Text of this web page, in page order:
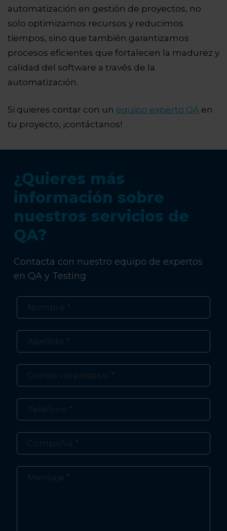
automatización en gestión de proyectos, no
solo optimizamos recursos y reducimos
tiempos, sino que también garantizamos
procesos eficientes que fortalecen la madurez y
calidad del software a través de la
automatización.
Si quieres contar con un equipo experto QA en
tu proyecto, ¡contáctanos!
¿Quieres más
información sobre
nuestros servicios de
QA?
Contacta con nuestro equipo de expertos
en QA y Testing